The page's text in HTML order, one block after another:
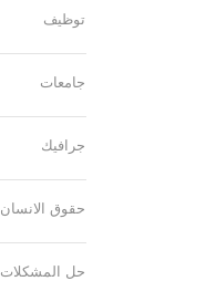
توظيف
جامعات
جرافيك
حقوق الانسان
حل المشكلات